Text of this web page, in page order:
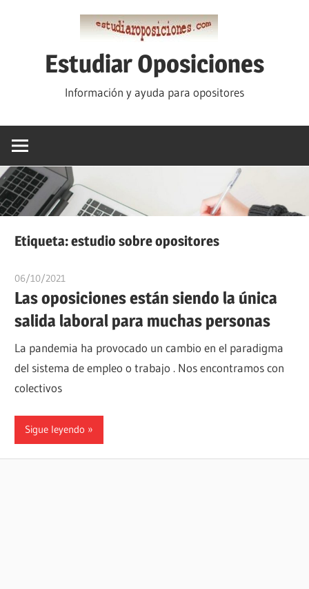
Estudiar Oposiciones
Información y ayuda para opositores
Etiqueta:estudio sobre opositores
06/10/2021
Las oposiciones están siendo la única
salida laboral para muchas personas
La pandemia ha provocado un cambio en el paradigma
del sistema de empleo o trabajo . Nos encontramos con
colectivos
Sigue leyendo